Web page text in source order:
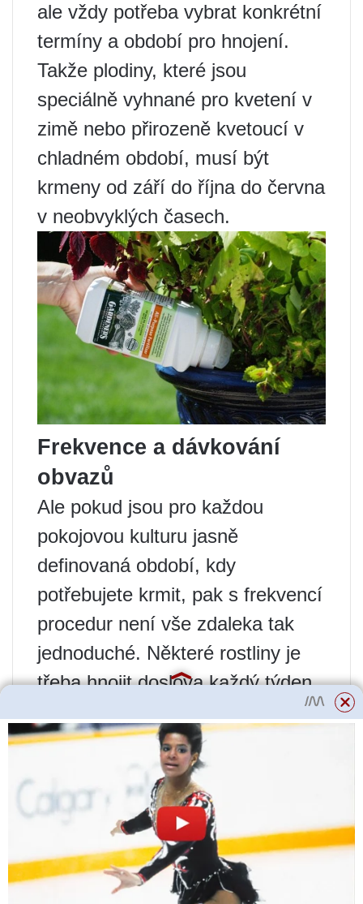
ale vždy potřeba vybrat konkrétní
termíny a období pro hnojení.
Takže plodiny, které jsou
speciálně vyhnané pro kvetení v
zimě nebo přirozeně kvetoucí v
chladném období, musí být
krmeny od září do října do června
v neobvyklých časech.
Frekvence a dávkování
obvazů
Ale pokud jsou pro každou
pokojovou kulturu jasně
definovaná období, kdy
potřebujete krmit, pak s frekvencí
procedur není vše zdaleka tak
jednoduché. Některé rostliny je
třeba hnojit doslova každý týden,
vzácné postupy s frekvencí 1krát
za měsíc, ale také snížené dávky
koncentrace hnojiva.
Nejjednodušší způsob je pro
pěstitele květin, kteří používají
dlouhodobá hnojiva: přidávají se